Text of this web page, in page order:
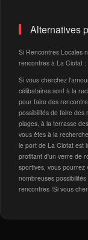
Alternatives
Si Rencontres Locales
rencontres à La Ciotat :
Si vous cherchez
célibataires sont à la
pour faire des
possibilités de faire
plages, à la terrasse
vous êtes à la
le port de La Ciotat est
profitant d'un verre de
sportives, vous
nombreuses
rencontres !Si vous